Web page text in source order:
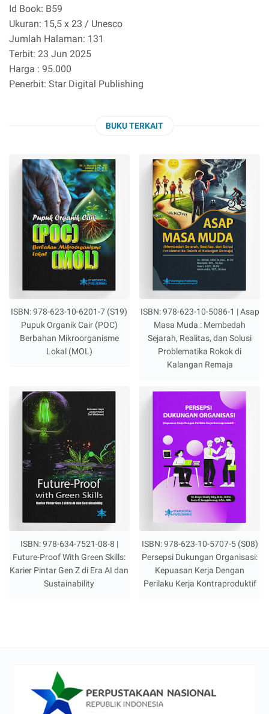
Id Book: B59
Ukuran: 15,5 x 23 / Unesco
Jumlah Halaman: 131
Terbit: 23 Jun 2025
Harga : 95.000
Penerbit: Star Digital Publishing
BUKU TERKAIT
ISBN: 978-623-10-6201-7 (S19)
Pupuk Organik Cair (POC)
Berbahan Mikroorganisme
Lokal (MOL)
ISBN: 978-623-10-5086-1 | Asap
Masa Muda : Membedah
Sejarah, Realitas, dan Solusi
Problematika Rokok di
Kalangan Remaja
ISBN: 978-634-7521-08-8 |
Future-Proof With Green Skills:
Karier Pintar Gen Z di Era AI dan
Sustainability
ISBN: 978-623-10-5707-5 (S08)
Persepsi Dukungan Organisasi:
Kepuasan Kerja Dengan
Perilaku Kerja Kontraproduktif